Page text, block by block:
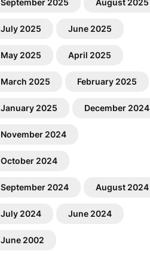
September 2025 August 2025
July 2025 June 2025
May 2025 April 2025
March 2025 February 2025
January 2025 December 2024
November 2024
October 2024
September 2024 August 2024
July 2024 June 2024
June 2002